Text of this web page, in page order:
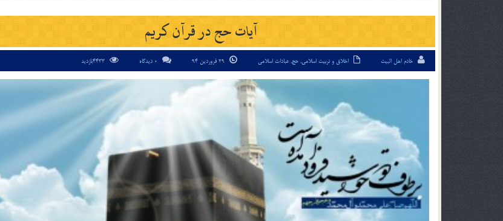
آيات حج در قرآن كريم
خادم اهل البیت اخلاق و تربیت اسلامی, حج,عبادات اسلامی 0 دیدگاه